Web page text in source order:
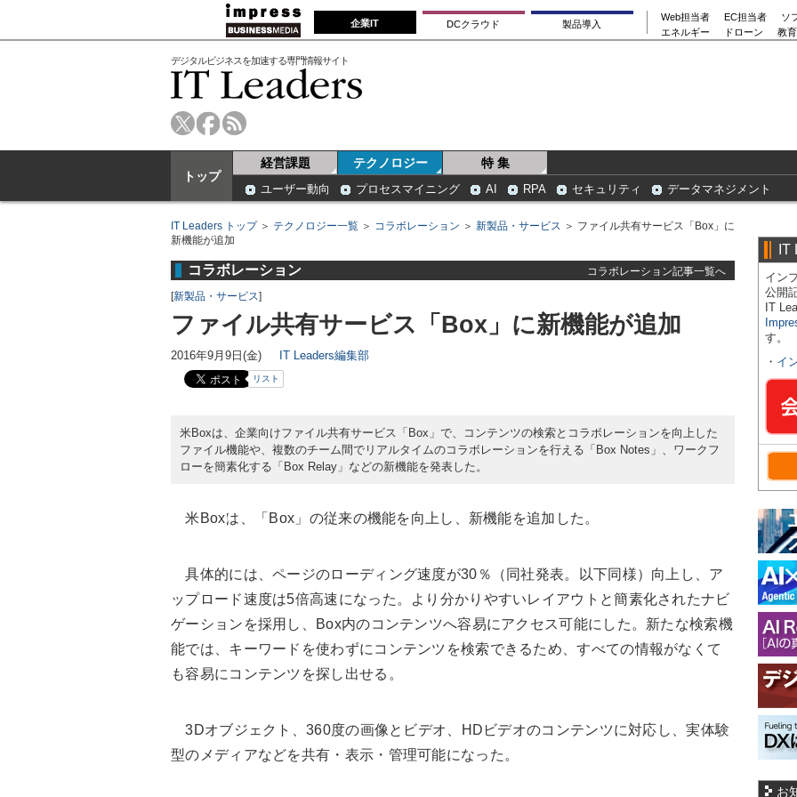
企業IT DCクラウド 製品導入
Web担当者 EC担当者
ソ
エネルギー
ドローン 教
デジタルビジネスを加速する専門情報サイト
トップ
経営課題 テクノロジー 特 集
ユーザー動向 プロセスマイニング AI RPA セキュリティ データマネジメント
IT Leaders トップ＞ テクノロジー一覧 ＞ コラボレーション ＞ 新製品・サービス ＞ ファイル共有サービス「Box」に
新機能が追加
コラボレーション
コラボレーション記事一覧へ
[新製品・サービス]
ファイル共有サービス「Box」に新機能が追加
2016年9月9日(金) IT Leaders編集部
リスト
米Boxは、企業向けファイル共有サービス「Box」で、コンテンツの検索とコラボレーションを向上した
ファイル機能や、複数のチーム間でリアルタイムのコラボレーションを行える「Box Notes」、ワークフ
ローを簡素化する「Box Relay」などの新機能を発表した。
米Boxは、「Box」の従来の機能を向上し、新機能を追加した。
具体的には、ページのローディング速度が30％（同社発表。以下同様）向上し、ア
ップロード速度は5倍高速になった。より分かりやすいレイアウトと簡素化されたナビ
ゲーションを採用し、Box内のコンテンツへ容易にアクセス可能にした。新たな検索機
能では、キーワードを使わずにコンテンツを検索できるため、すべての情報がなくて
も容易にコンテンツを探し出せる。
3Dオブジェクト、360度の画像とビデオ、HDビデオのコンテンツに対応し、実体験
型のメディアなどを共有・表示・管理可能になった。
IT
イン
公開
IT
す。
・ イ
お